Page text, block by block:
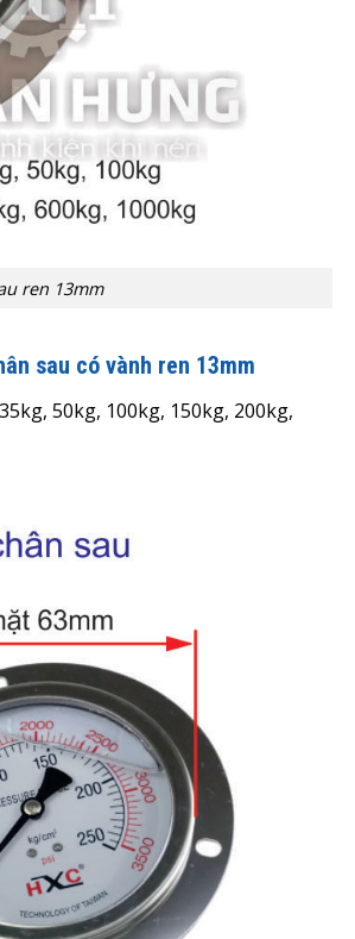
ren 13mm
sau có vành ren 13mm
50kg, 100kg, 150kg, 200kg,